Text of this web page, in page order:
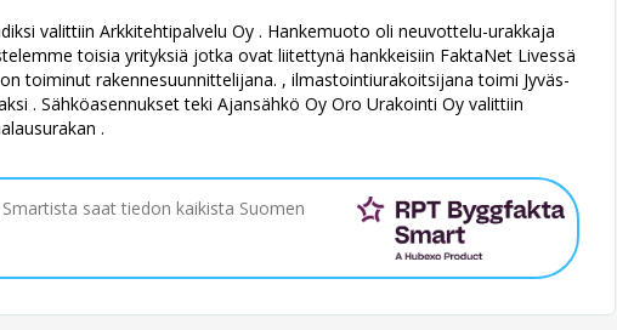
valittiin Arkkitehtipalvelu Oy . Hankemuoto oli neuvottelu-urakkaja
toisia yrityksiä jotka ovat liitettynä hankkeisiin FaktaNet Livessä
toiminut rakennesuunnittelijana. , ilmastointiurakoitsijana toimi Jyväs-
. Sähköasennukset teki Ajansähkö Oy Oro Urakointi Oy valittiin
.
saat tiedon kaikista Suomen